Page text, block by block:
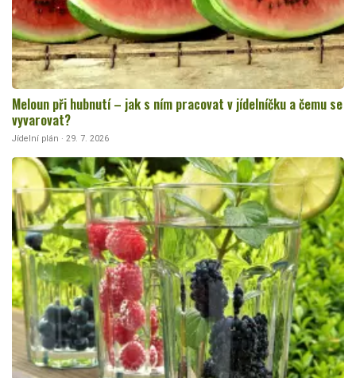
Meloun při hubnutí – jak s ním pracovat v jídelníčku a čemu se
vyvarovat?
Jídelní plán · 29. 7. 2026